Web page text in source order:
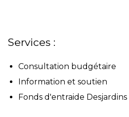
Services :
Consultation budgétaire
Information et soutien
Fonds d'entraide Desjardins